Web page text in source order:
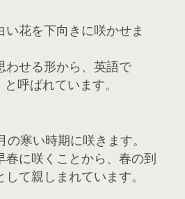
い花を下向きに咲かせま
わせる形から、英語で
呼ばれています。
の寒い時期に咲きます。
春に咲くことから、春の到
て親しまれています。